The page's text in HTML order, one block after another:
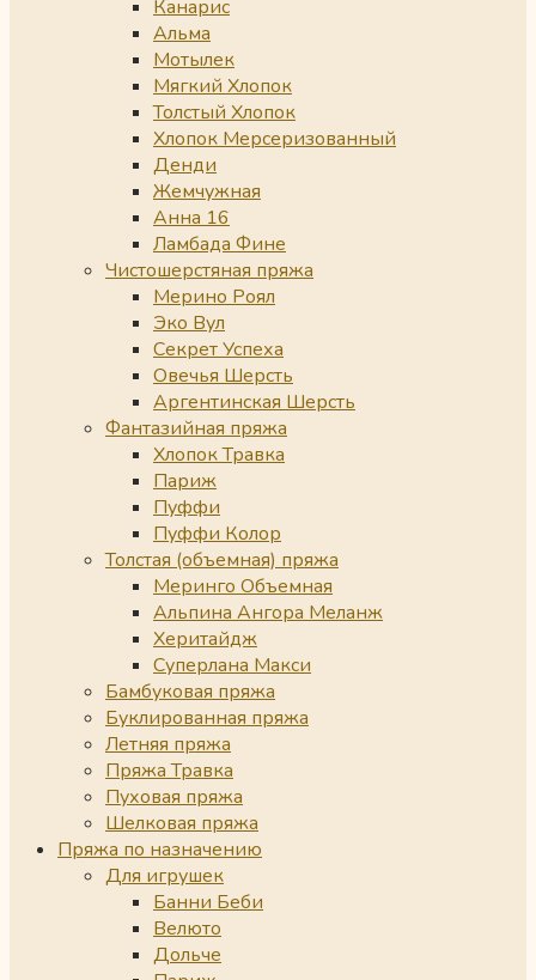
Канарис
Альма
Мотылек
Мягкий Хлопок
Толстый Хлопок
Хлопок Мерсеризованный
Денди
Жемчужная
Анна 16
Ламбада Фине
Чистошерстяная пряжа
Мерино Роял
Эко Вул
Секрет Успеха
Овечья Шерсть
Аргентинская Шерсть
Фантазийная пряжа
Хлопок Травка
Париж
Пуффи
Пуффи Колор
Толстая (объемная) пряжа
Меринго Объемная
Альпина Ангора Меланж
Херитайдж
Суперлана Макси
Бамбуковая пряжа
Буклированная пряжа
Летняя пряжа
Пряжа Травка
Пуховая пряжа
Шелковая пряжа
Пряжа по назначению
Для игрушек
Банни Беби
Велюто
Дольче